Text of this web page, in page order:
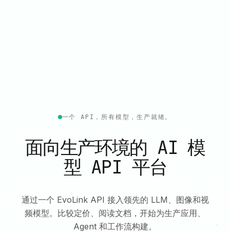
一个 API，所有模型，生产就绪。
面向生产环境的 AI 模
型 API 平台
通过一个 EvoLink API 接入领先的 LLM、图像和视
频模型。比较定价、阅读文档，开始为生产应用、
Agent 和工作流构建。